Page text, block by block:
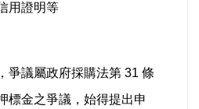
用證明等
爭議屬政府採購法第 31 條
標金之爭議，始得提出申